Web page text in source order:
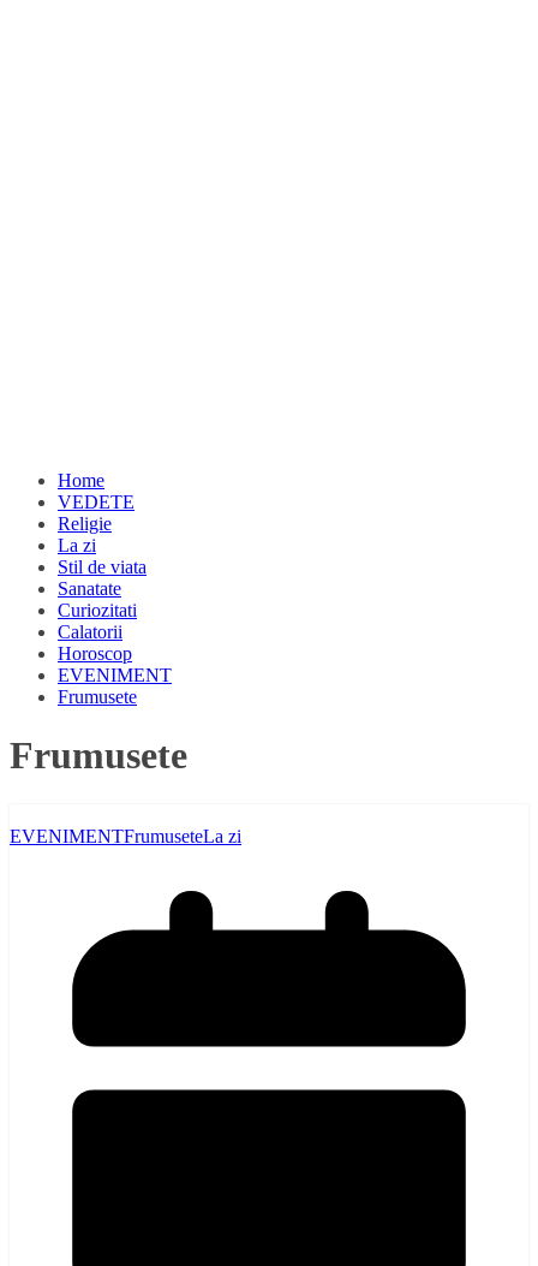
Home
VEDETE
Religie
La zi
Stil de viata
Sanatate
Curiozitati
Calatorii
Horoscop
EVENIMENT
Frumusete
Frumusete
EVENIMENTFrumuseteLa zi